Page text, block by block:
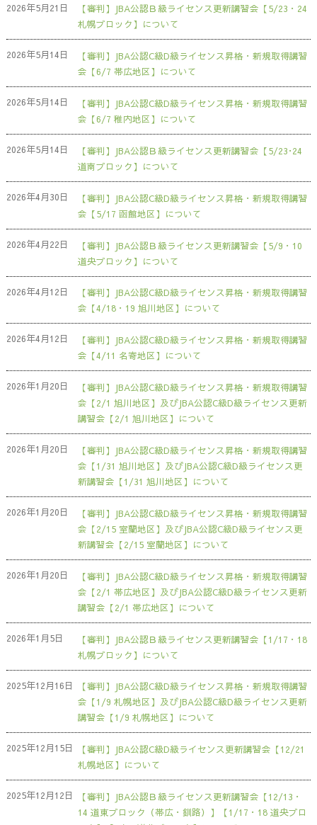
2026年5月21日
【審判】JBA公認Ｂ級ライセンス更新講習会【5/23・24
札幌ブロック】について
2026年5月14日
【審判】JBA公認C級D級ライセンス昇格・新規取得講習
会【6/7 帯広地区】について
2026年5月14日
【審判】JBA公認C級D級ライセンス昇格・新規取得講習
会【6/7 稚内地区】について
2026年5月14日
【審判】JBA公認Ｂ級ライセンス更新講習会【5/23･24
道南ブロック】について
2026年4月30日
【審判】JBA公認C級D級ライセンス昇格・新規取得講習
会【5/17 函館地区】について
2026年4月22日
【審判】JBA公認Ｂ級ライセンス更新講習会【5/9・10
道央ブロック】について
2026年4月12日
【審判】JBA公認C級D級ライセンス昇格・新規取得講習
会【4/18・19 旭川地区】について
2026年4月12日
【審判】JBA公認C級D級ライセンス昇格・新規取得講習
会【4/11 名寄地区】について
2026年1月20日
【審判】JBA公認C級D級ライセンス昇格・新規取得講習
会【2/1 旭川地区】及びJBA公認C級D級ライセンス更新
講習会【2/1 旭川地区】について
2026年1月20日
【審判】JBA公認C級D級ライセンス昇格・新規取得講習
会【1/31 旭川地区】及びJBA公認C級D級ライセンス更
新講習会【1/31 旭川地区】について
2026年1月20日
【審判】JBA公認C級D級ライセンス昇格・新規取得講習
会【2/15 室蘭地区】及びJBA公認C級D級ライセンス更
新講習会【2/15 室蘭地区】について
2026年1月20日
【審判】JBA公認C級D級ライセンス昇格・新規取得講習
会【2/1 帯広地区】及びJBA公認C級D級ライセンス更新
講習会【2/1 帯広地区】について
2026年1月5日
【審判】JBA公認Ｂ級ライセンス更新講習会【1/17・18
札幌ブロック】について
2025年12月16日
【審判】JBA公認C級D級ライセンス昇格・新規取得講習
会【1/9 札幌地区】及びJBA公認C級D級ライセンス更新
講習会【1/9 札幌地区】について
2025年12月15日
【審判】JBA公認C級D級ライセンス更新講習会【12/21
札幌地区】について
2025年12月12日
【審判】JBA公認Ｂ級ライセンス更新講習会【12/13・
14 道東ブロック（帯広・釧路）】【1/17・18 道央ブロ